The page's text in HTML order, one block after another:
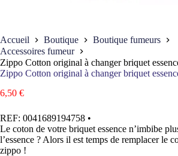
Accueil Boutique
Boutique fumeurs
Accessoires fumeur
Zippo Cotton original à changer briquet
Zippo Cotton original à changer briquet
6,50 €
REF: 0041689194758 •
Le coton de votre briquet essence n’imbibe
l’essence ? Alors il est temps de remplacer le
zippo !